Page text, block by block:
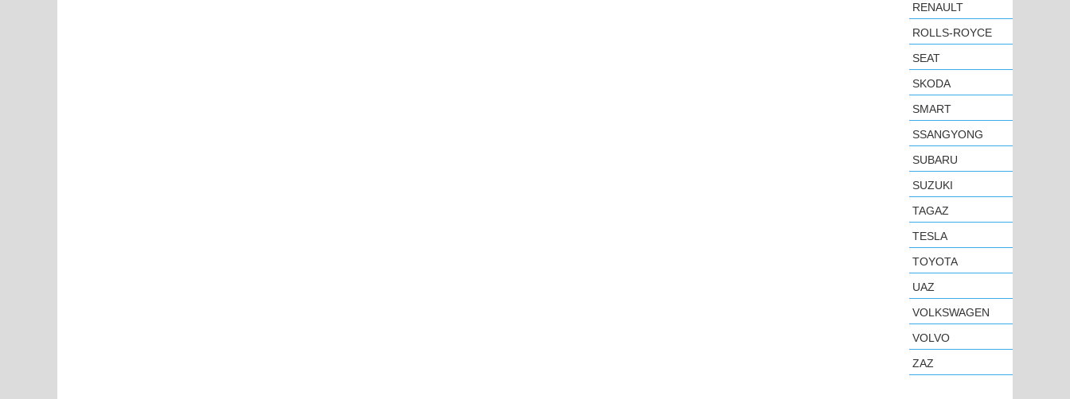
RENAULT
ROLLS-ROYCE
SEAT
SKODA
SMART
SSANGYONG
SUBARU
SUZUKI
TAGAZ
TESLA
TOYOTA
UAZ
VOLKSWAGEN
VOLVO
ZAZ